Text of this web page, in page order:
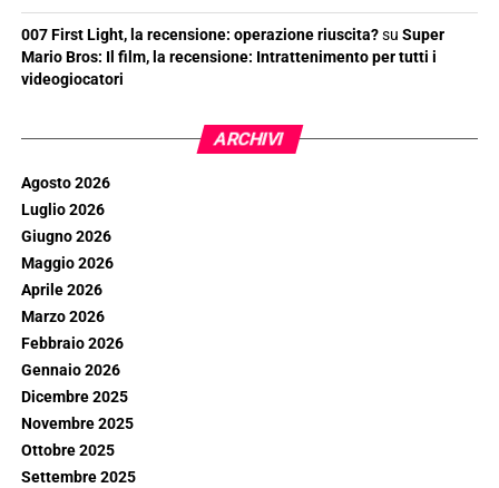
007 First Light, la recensione: operazione riuscita?su Super
Mario Bros: Il film, la recensione: Intrattenimento per tutti i
videogiocatori
ARCHIVI
Agosto 2026
Luglio 2026
Giugno 2026
Maggio 2026
Aprile 2026
Marzo 2026
Febbraio 2026
Gennaio 2026
Dicembre 2025
Novembre 2025
Ottobre 2025
Settembre 2025